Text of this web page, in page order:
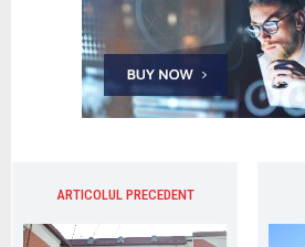
ARTICOLUL PRECEDENT